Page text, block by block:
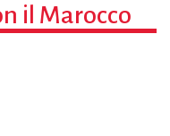
il Marocco